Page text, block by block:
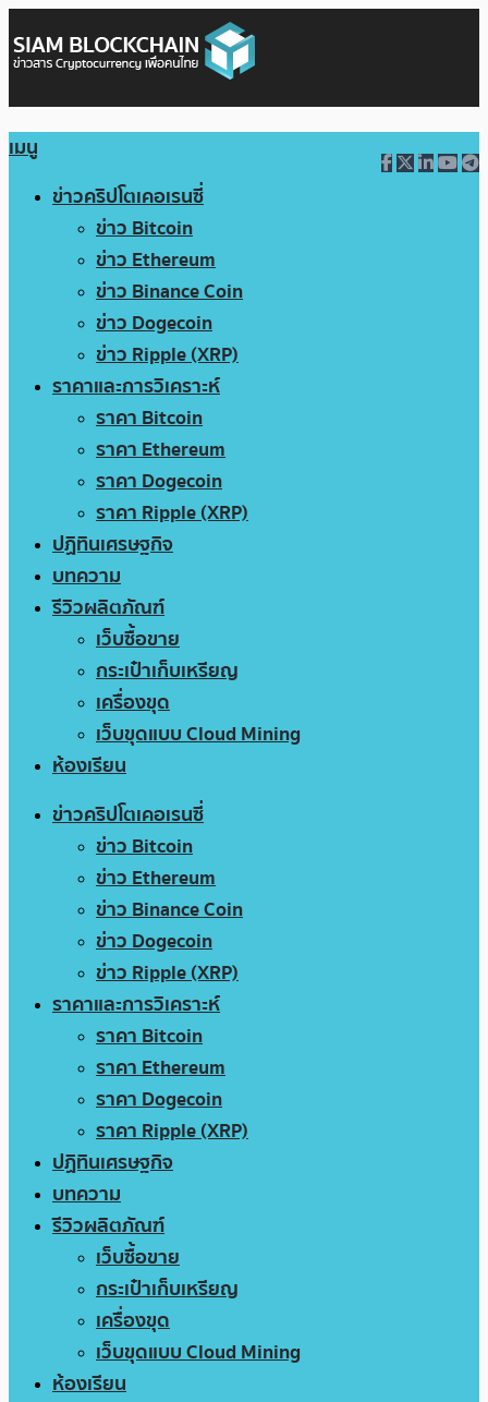
เมนู
ข่าวคริปโตเคอเรนซี่
ข่าว Bitcoin
ข่าว Ethereum
ข่าว Binance Coin
ข่าว Dogecoin
ข่าว Ripple (XRP)
ราคาและการวิเคราะห์
ราคา Bitcoin
ราคา Ethereum
ราคา Dogecoin
ราคา Ripple (XRP)
ปฏิทินเศรษฐกิจ
บทความ
รีวิวผลิตภัณฑ์
เว็บซื้อขาย
กระเป๋าเก็บเหรียญ
เครื่องขุด
เว็บขุดแบบ Cloud Mining
ห้องเรียน
ข่าวคริปโตเคอเรนซี่
ข่าว Bitcoin
ข่าว Ethereum
ข่าว Binance Coin
ข่าว Dogecoin
ข่าว Ripple (XRP)
ราคาและการวิเคราะห์
ราคา Bitcoin
ราคา Ethereum
ราคา Dogecoin
ราคา Ripple (XRP)
ปฏิทินเศรษฐกิจ
บทความ
รีวิวผลิตภัณฑ์
เว็บซื้อขาย
กระเป๋าเก็บเหรียญ
เครื่องขุด
เว็บขุดแบบ Cloud Mining
ห้องเรียน